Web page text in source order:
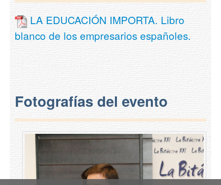
LA EDUCACIÓN IMPORTA. Libro
blanco de los empresarios españoles.
Fotografías del evento